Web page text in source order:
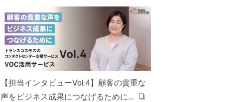
【担当インタビューVol.4】顧客の貴重な
声をビジネス成果につなげるために...